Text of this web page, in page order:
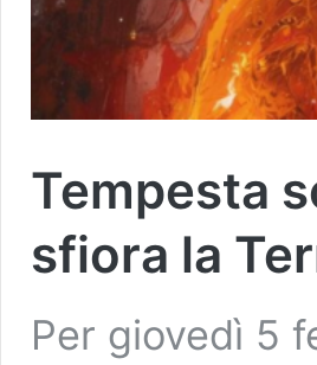
Tempesta
sfiora la
Per giovedì 5